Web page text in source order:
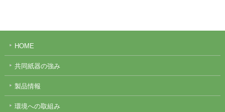
HOME
共同紙器の強み
製品情報
環境への取組み